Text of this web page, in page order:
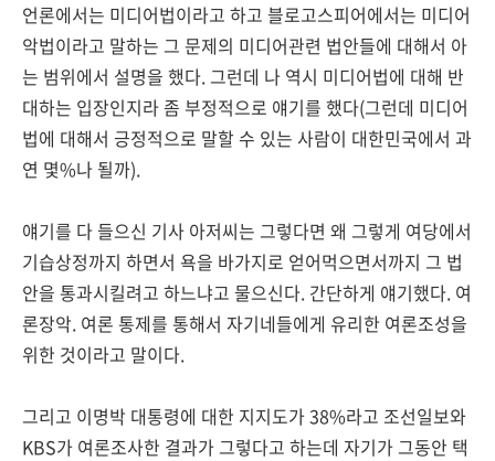
언론에서는 미디어법이라고 하고 블로고스피어에서는 미디어
악법이라고 말하는 그 문제의 미디어관련 법안들에 대해서 아
는 범위에서 설명을 했다. 그런데 나 역시 미디어법에 대해 반
대하는 입장인지라 좀 부정적으로 얘기를 했다(그런데 미디어
법에 대해서 긍정적으로 말할 수 있는 사람이 대한민국에서 과
연 몇%나 될까).
얘기를 다 들으신 기사 아저씨는 그렇다면 왜 그렇게 여당에서
기습상정까지 하면서 욕을 바가지로 얻어먹으면서까지 그 법
안을 통과시킬려고 하느냐고 물으신다. 간단하게 얘기했다. 여
론장악. 여론 통제를 통해서 자기네들에게 유리한 여론조성을
위한 것이라고 말이다.
그리고 이명박 대통령에 대한 지지도가 38%라고 조선일보와
KBS가 여론조사한 결과가 그렇다고 하는데 자기가 그동안 택